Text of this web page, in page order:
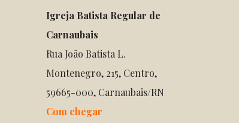
Igreja Batista Regular de
Carnaubais
Rua João Batista L.
Montenegro, 215, Centro,
59665-000, Carnaubais/RN
Com chegar